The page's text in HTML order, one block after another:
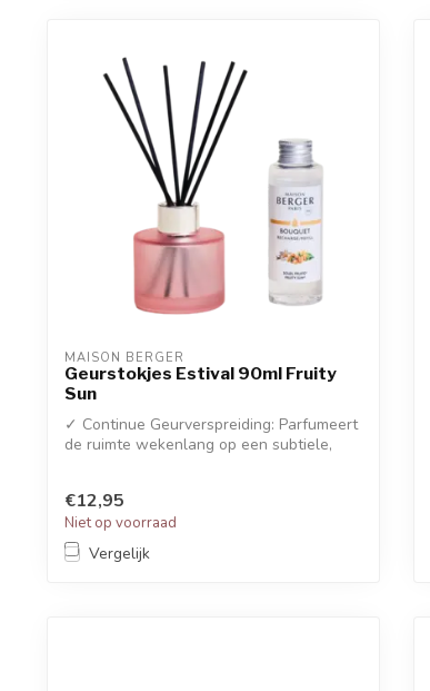
MAISON BERGER
Geurstokjes Estival 90ml Fruity
Sun
✓ Continue Geurverspreiding: Parfumeert
de ruimte wekenlang op een subtiele,
€12,95
Niet op voorraad
Vergelijk